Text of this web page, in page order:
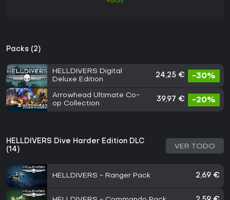
Packs (2)
HELLDIVERS Digital
Deluxe Edition
24,25 € -30%
Arrowhead Ultimate Co-
op Collection
39,97 € -20%
HELLDIVERS Dive Harder Edition DLC
(14)
VER TODO
HELLDIVERS - Ranger Pack 2,69 €